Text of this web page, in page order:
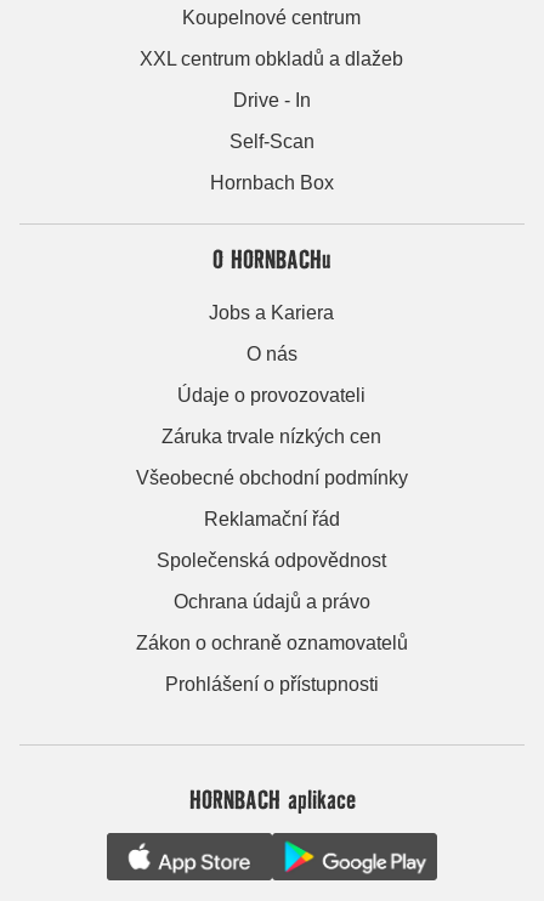
Koupelnové centrum
XXL centrum obkladů a dlažeb
Drive - In
Self-Scan
Hornbach Box
O HORNBACHu
Jobs a Kariera
O nás
Údaje o provozovateli
Záruka trvale nízkých cen
Všeobecné obchodní podmínky
Reklamační řád
Společenská odpovědnost
Ochrana údajů a právo
Zákon o ochraně oznamovatelů
Prohlášení o přístupnosti
HORNBACH aplikace